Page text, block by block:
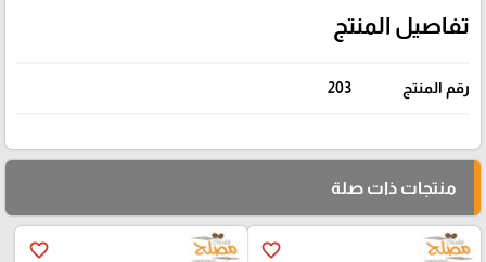
تفاصيل المنتج
رقم المنتج 203
منتجات ذات صلة
favorite_border
favorite_border